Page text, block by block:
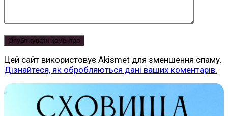
Цей сайт використовує Akismet для зменшення спаму.
Дізнайтеся, як обробляються дані ваших коментарів.